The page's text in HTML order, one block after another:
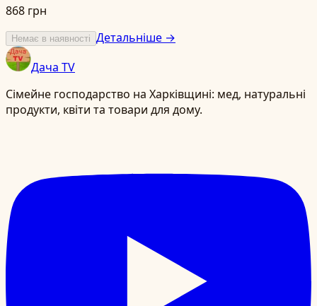
868 грн
Немає в наявності Детальніше →
Дача TV
Сімейне господарство на Харківщині: мед, натуральні
продукти, квіти та товари для дому.